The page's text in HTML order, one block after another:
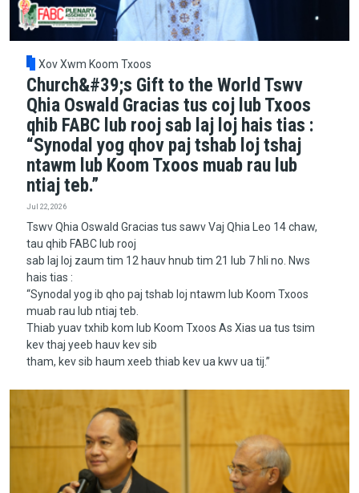
Xov Xwm Koom Txoos
Church&#39;s Gift to the World Tswv
Qhia Oswald Gracias tus coj lub Txoos
qhib FABC lub rooj sab laj loj hais tias :
“Synodal yog qhov paj tshab loj tshaj
ntawm lub Koom Txoos muab rau lub
ntiaj teb.”
Jul 22, 2026
Tswv Qhia Oswald Gracias tus sawv Vaj Qhia Leo 14 chaw,
tau qhib FABC lub rooj
sab laj loj zaum tim 12 hauv hnub tim 21 lub 7 hli no. Nws
hais tias :
“Synodal yog ib qho paj tshab loj ntawm lub Koom Txoos
muab rau lub ntiaj teb.
Thiab yuav txhib kom lub Koom Txoos As Xias ua tus tsim
kev thaj yeeb hauv kev sib
tham, kev sib haum xeeb thiab kev ua kwv ua tij.”